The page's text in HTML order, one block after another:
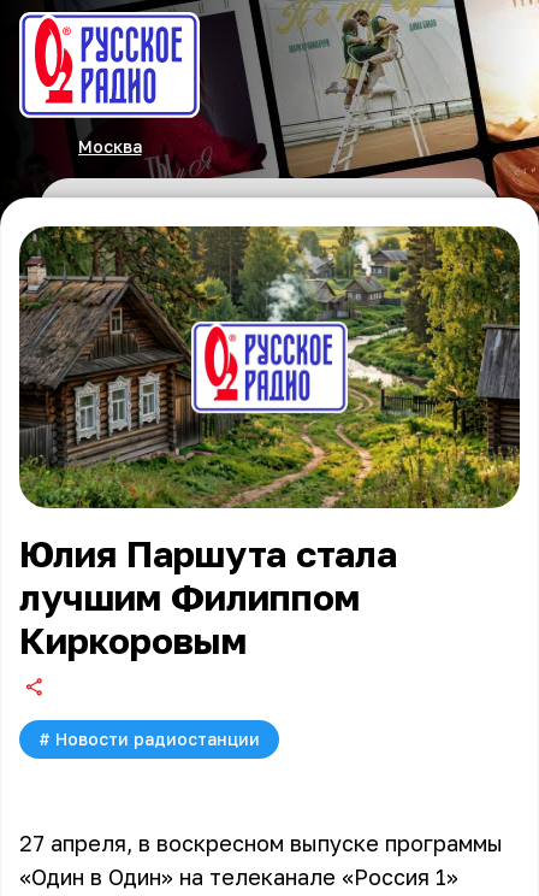
Москва
Юлия Паршута стала
лучшим Филиппом
Киркоровым
# Новости радиостанции
27 апреля, в воскресном выпуске программы
«Один в Один» на телеканале «Россия 1»